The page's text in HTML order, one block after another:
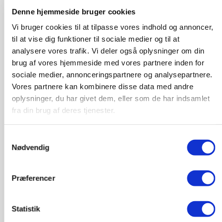
Denne hjemmeside bruger cookies
Vi bruger cookies til at tilpasse vores indhold og annoncer,
til at vise dig funktioner til sociale medier og til at
analysere vores trafik. Vi deler også oplysninger om din
brug af vores hjemmeside med vores partnere inden for
sociale medier, annonceringspartnere og analysepartnere.
Vores partnere kan kombinere disse data med andre
oplysninger, du har givet dem, eller som de har indsamlet
fra din brug af deres tjenester.
Nødvendig
Præferencer
Statistik
demokrati for alle eller for ingen. Retfærdighed over
for alle eller ingen. Det er enten en jungle for alle
mennesker eller en civiliseret verden. I dag føles det
mere som en jungle.
Det er søndag i Beirut, og jeg er færdig med en artikel
om Jamal Khashoggi.
I flere uger har vi gravet, undersøgt og skrevet, og nu
er det tid til de sidste rettelser og de endelige udgaver.
Khachoggi var ikke en personlig ven, og jeg ved, at
hvis vi havde været venner, ville vi have været uenige
i mange ting: fra vores definitioner af journalistik og
kan opnås.